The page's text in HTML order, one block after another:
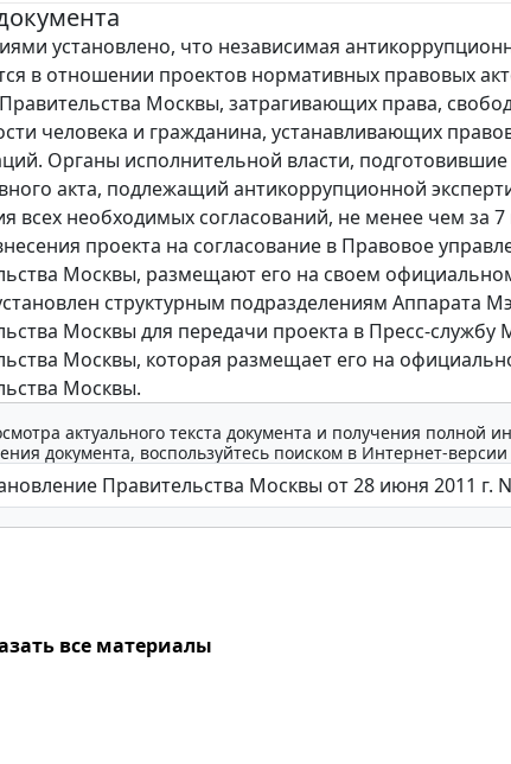
установлено, что независимая
в отношении проектов нормативных правовых
Москвы, затрагивающих права,
человека и гражданина, устанавливающих
Органы исполнительной власти,
акта, подлежащий антикоррупционной
всех необходимых согласований, не менее чем за
проекта на согласование в Правовое
Москвы, размещают его на своем
структурным подразделениям Аппарата
Москвы для передачи проекта в Пресс-службу
Москвы, которая размещает его на
Москвы.
актуального текста документа и получения полной
документа, воспользуйтесь поиском в Интернет-
все материалы